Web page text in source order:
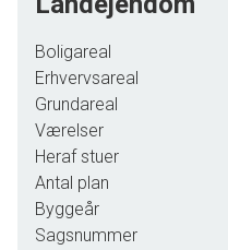
kontakt Louise på telefon 2422
Boligareal
Erhvervsareal
Grundareal
Værelser
Heraf stuer
Antal plan
Byggeår
Sagsnummer